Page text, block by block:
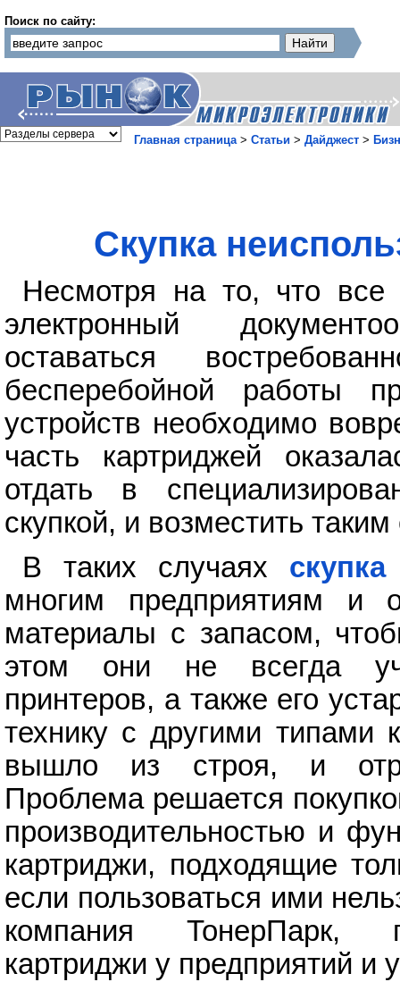
Поиск по сайту:
Главная страница> Статьи > Дайджест >
Скупка
Несмотря на то, что все
электронный
оставаться
бесперебойной работы
устройств необходимо
часть картриджей
отдать в
скупкой, и возместить
В таких случаях
многим предприятиям и
материалы с запасом,
этом они не всегда
принтеров, а также его
технику с другими типами
вышло из строя, и
Проблема решается
производительностью и
картриджи, подходящие
если пользоваться ими
компания ТонерПарк,
картриджи у предприятий и